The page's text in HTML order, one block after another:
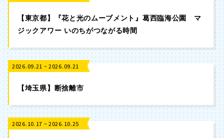
【東京都】『花と光のムーブメント』葛西臨海公園 マ
ジックアワー いのちがつながる時間
2026.09.21 ~ 2026.09.21
【埼玉県】断捨離市
2026.10.17 ~ 2026.10.25